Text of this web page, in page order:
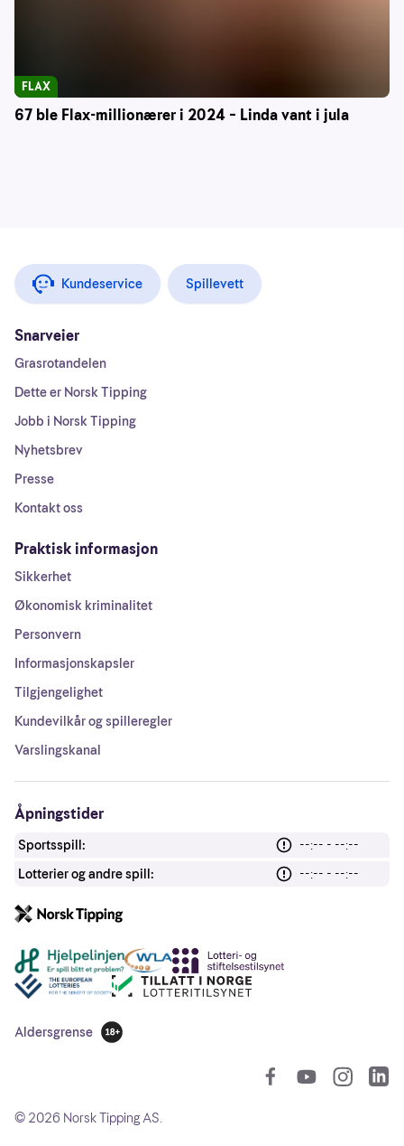
67 ble Flax-millionærer i 2024 – Linda vant i jula
FLAX
Kundeservice Spillevett
Snarveier
Grasrotandelen
Dette er Norsk Tipping
Jobb i Norsk Tipping
Nyhetsbrev
Presse
Kontakt oss
Praktisk informasjon
Sikkerhet
Økonomisk kriminalitet
Personvern
Informasjonskapsler
Tilgjengelighet
Kundevilkår og spilleregler
Varslingskanal
Åpningstider
Sportsspill:
--:-- - --:--
Lotterier og andre spill:
--:-- - --:--
Andre lenker
Aldersgrense
18 år
© 2026 Norsk Tipping AS.